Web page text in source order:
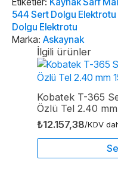
Paket
adet
544 Sert Dolgu
Dolgu Elektrotu
Marka: Askaynak
İlgili ürünler
Kobatek T-365
Özlü Tel 2.40
₺12.157,38/KDV